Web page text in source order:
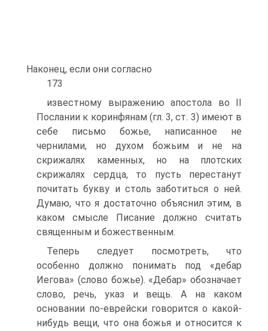
Наконец, если они согласно
173
известному выражению апостола во II
Послании к коринфянам (гл. 3, ст. 3) имеют в
себе письмо божье, написанное не
чернилами, но духом божьим и не на
скрижалях каменных, но на плотских
скрижалях сердца, то пусть перестанут
почитать букву и столь заботиться о ней.
Думаю, что я достаточно объяснил этим, в
каком смысле Писание должно считать
священным и божественным.
Теперь следует посмотреть, что
особенно должно понимать под «дебар
Иегова» (слово божье). «Дебар» обозначает
слово, речь, указ и вещь. А на каком
основании по-еврейски говорится о какой-
нибудь вещи, что она божья и относится к